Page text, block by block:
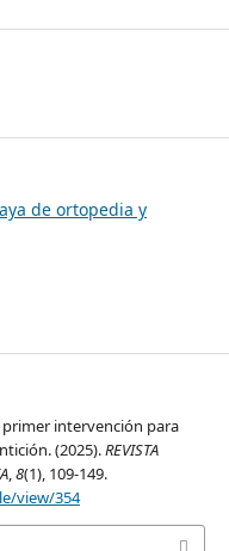
de ortopedia y
intervención para
(2025).REVISTA
,8(1), 109-149.
view/354